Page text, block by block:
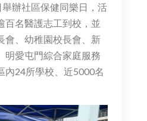
辦社區保健同樂日，活
百名醫護志工到校，並
會、幼稚園校長會、新
明愛屯門綜合家庭服務
內24所學校、近5000名